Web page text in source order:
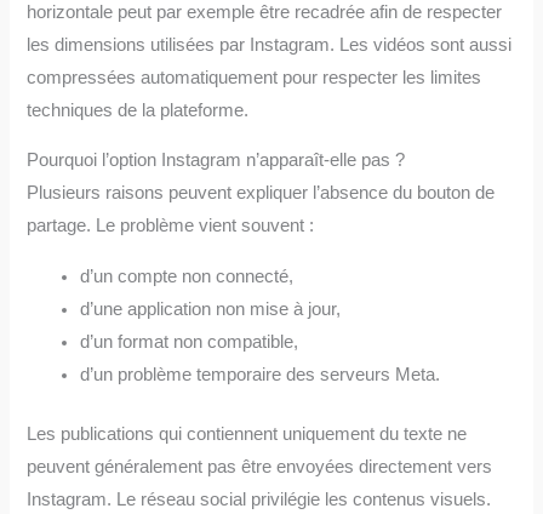
horizontale peut par exemple être recadrée afin de respecter
les dimensions utilisées par Instagram. Les vidéos sont aussi
compressées automatiquement pour respecter les limites
techniques de la plateforme.
Pourquoi l’option Instagram n’apparaît-elle pas ?
Plusieurs raisons peuvent expliquer l’absence du bouton de
partage. Le problème vient souvent :
d’un compte non connecté,
d’une application non mise à jour,
d’un format non compatible,
d’un problème temporaire des serveurs Meta.
Les publications qui contiennent uniquement du texte ne
peuvent généralement pas être envoyées directement vers
Instagram. Le réseau social privilégie les contenus visuels.